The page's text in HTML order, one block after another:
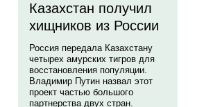
Казахстан получил
хищников из России
Россия передала Казахстану
четырех амурских тигров для
восстановления популяции.
Владимир Путин назвал этот
проект частью большого
партнерства двух стран.